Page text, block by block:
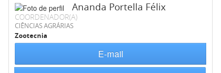
Ananda Portella Félix
COORDENADOR(A)
CIÊNCIAS AGRÁRIAS
Zootecnia
E-mail